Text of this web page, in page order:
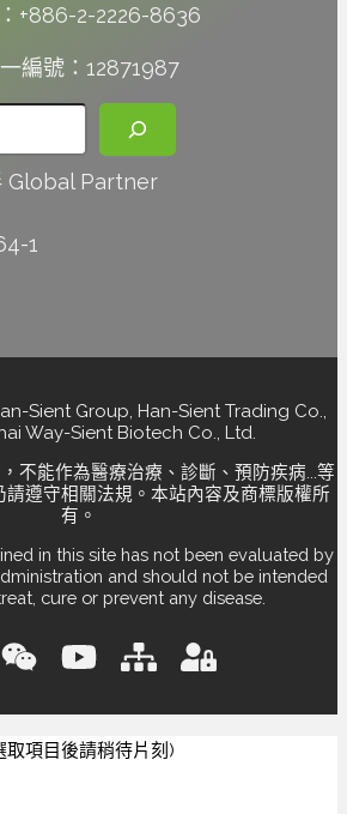
+886-2-2226-8636
編號：12871987
Global Partner
1
Sient Group, Han-Sient Trading Co.,
Way-Sient Biotech Co., Ltd.
不能作為醫療治療、診斷、預防疾病...等
請遵守相關法規。本站內容及商標版權所
有。
in this site has not been evaluated by
and should not be intended
cure or prevent any disease.
取項目後請稍待片刻)